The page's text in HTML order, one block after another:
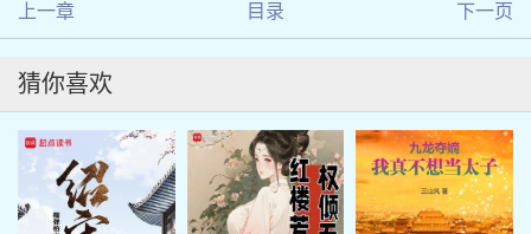
上一章 目录 下一页
猜你喜欢